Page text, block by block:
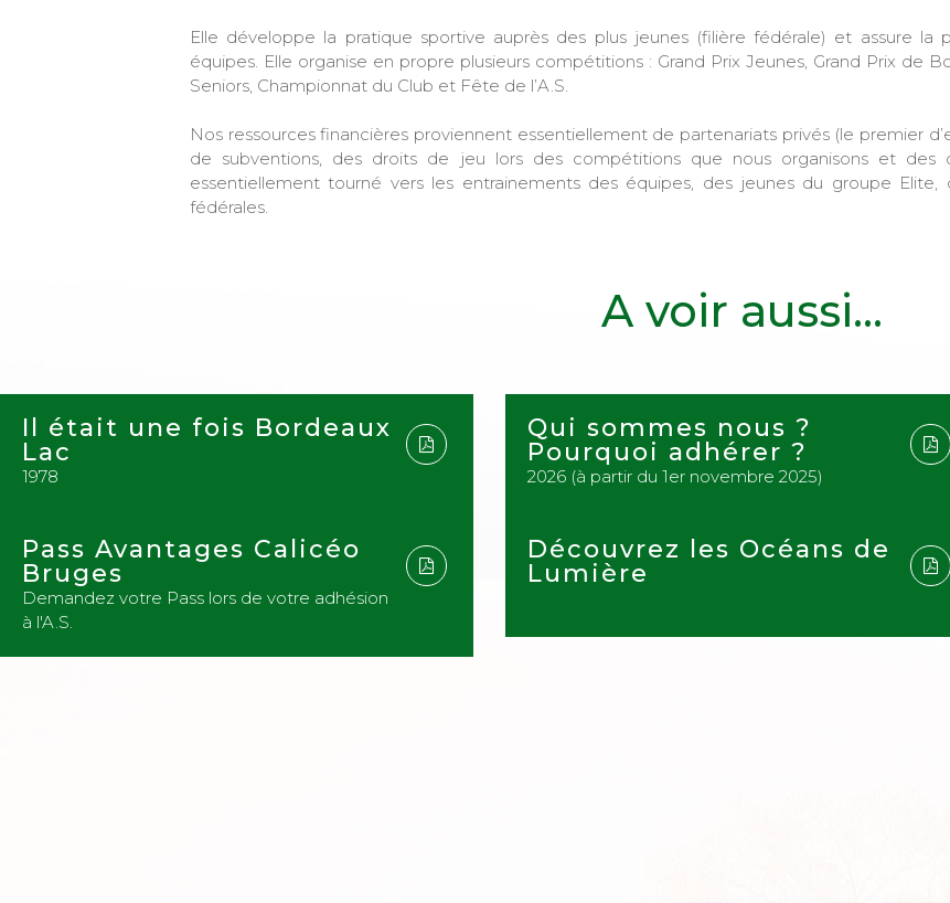
Elle développe la pratique sportive auprès des plus jeunes (filière fédérale) et assure la
équipes. Elle organise en propre plusieurs compétitions : Grand Prix Jeunes, Grand Prix de
Seniors, Championnat du Club et Fête de l’A.S.
Nos ressources financières proviennent essentiellement de partenariats privés (le premier
de subventions, des droits de jeu lors des compétitions que nous organisons et
essentiellement tourné vers les entrainements des équipes, des jeunes du groupe
fédérales.
A voir aussi...
Il était une fois Bordeaux
Lac
1978
Qui sommes nous ?
Pourquoi adhérer ?
2026 (à partir du 1er novembre 2025)
Pass Avantages Calicéo
Bruges
Demandez votre Pass lors de votre adhésion
à l'A.S.
Découvrez les Océans de
Lumière